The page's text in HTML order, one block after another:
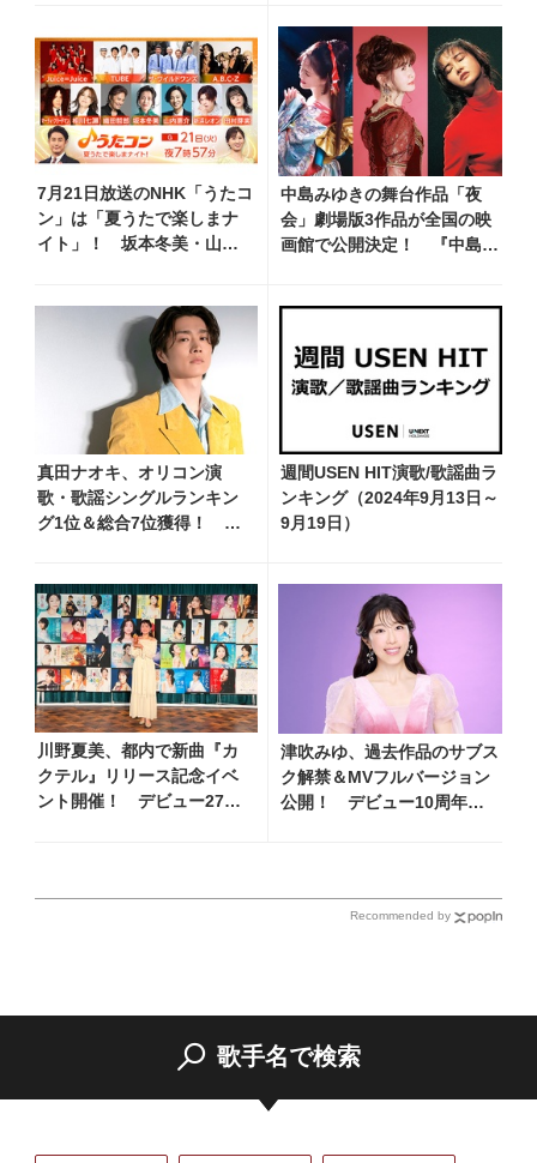
7月21日放送のNHK「うたコ
ン」は「夏うたで楽しまナ
イト」！ 坂本冬美・山内
中島みゆきの舞台作品「夜
会」劇場版3作品が全国の映
画館で公開決定！ 『中島み
真田ナオキ、オリコン演
歌・歌謡シングルランキン
グ1位＆総合7位獲得！ 夏
週間USEN HIT演歌/歌謡曲ラ
ンキング（2024年9月13日～
9月19日）
川野夏美、都内で新曲『カ
クテル』リリース記念イベ
ント開催！ デビュー27年
津吹みゆ、過去作品のサブス
ク解禁＆MVフルバージョン
公開！ デビュー10周年記
Recommended by
歌手名で検索